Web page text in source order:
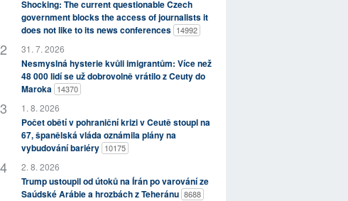
Shocking: The current questionable Czech
government blocks the access of journalists it
does not like to its news conferences 14992
31. 7. 2026
Nesmyslná hysterie kvůli imigrantům: Více než
48 000 lidí se už dobrovolně vrátilo z Ceuty do
Maroka 14370
1. 8. 2026
Počet obětí v pohraniční krizi v Ceutě stoupl na
67, španělská vláda oznámila plány na
vybudování bariéry 10175
2. 8. 2026
Trump ustoupil od útoků na Írán po varování ze
Saúdské Arábie a hrozbách z Teheránu 8688